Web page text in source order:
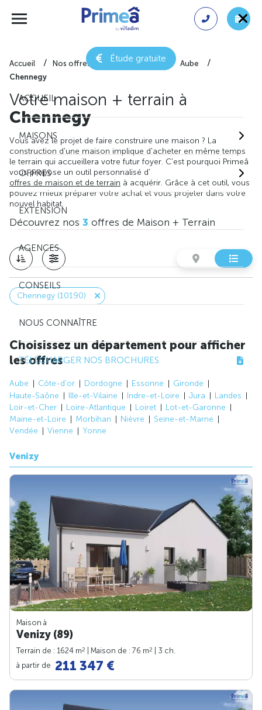
Étude gratuite
ACCUEIL
MAISONS
OFFRES
EXTENSION
AGENCES
CONSEILS
NOUS CONNAÎTRE
TÉLÉCHARGER NOS BROCHURES
Accueil Nos offres de maison + terrain
Aube
Chennegy
Votre maison + terrain à
Chennegy
Vous avez le projet de faire construire une maison ? La
construction d'une maison implique d'acheter en même temps
le terrain qui accueillera votre futur foyer. C'est pourquoi Primeâ
vous propose un outil personnalisé d'
offres de maison et de terrain à acquérir. Grâce à cet outil, vous
pouvez mieux préparer votre achat et vous projeter dans votre
nouvel habitat.
Découvrez nos 3 offres de Maison + Terrain
Chennegy (10190)
Choisissez un département pour afficher
les offres
Aube Côte-d'or Dordogne Essonne
Gironde
Haute-Saône
Ille-et-Vilaine Indre-et-Loire Jura
Landes
Loir-et-Cher
Loire-Atlantique Loiret
Lot-et-Garonne
Maine-et-Loire
Morbihan Nièvre
Seine-et-Marne
Vendée
Vienne Yonne
Venizy
Maison à
Venizy (89)
Terrain de : 1624 m2 | Maison de : 76 m2
| 3 ch.
à partir de 211 347 €